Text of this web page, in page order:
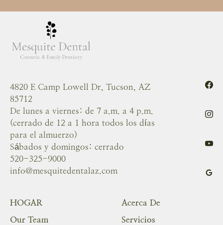
4820 E Camp Lowell Dr, Tucson, AZ
85712
De lunes a viernes: de 7 a.m. a 4 p.m.
(cerrado de 12 a 1 hora todos los días
para el almuerzo)
Sábados y domingos: cerrado
520-325-9000
info@mesquitedentalaz.com
HOGAR
Acerca De
Our Team
Servicios